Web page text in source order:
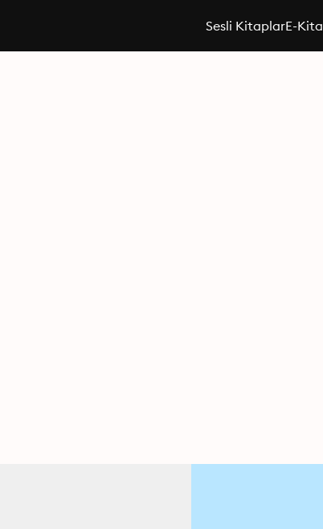
Sesli KitaplarE-